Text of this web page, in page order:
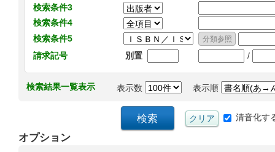
検索条件3
検索条件4
検索条件5
請求記号
別置 /
検索結果一覧表示 表示数 表示順
清音化す
オプション